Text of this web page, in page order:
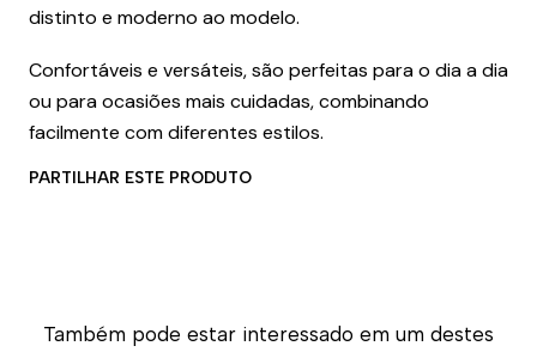
distinto e moderno ao modelo.
Confortáveis e versáteis, são perfeitas para o dia a dia
ou para ocasiões mais cuidadas, combinando
facilmente com diferentes estilos.
PARTILHAR ESTE PRODUTO
Também pode estar interessado em um destes